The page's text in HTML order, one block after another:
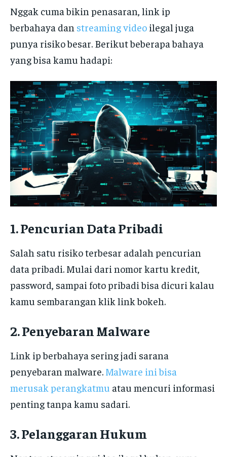
Nggak cuma bikin penasaran, link ip
berbahaya dan streaming video ilegal juga
punya risiko besar. Berikut beberapa bahaya
yang bisa kamu hadapi:
1. Pencurian Data Pribadi
Salah satu risiko terbesar adalah pencurian
data pribadi. Mulai dari nomor kartu kredit,
password, sampai foto pribadi bisa dicuri kalau
kamu sembarangan klik link bokeh.
2. Penyebaran Malware
Link ip berbahaya sering jadi sarana
penyebaran malware. Malware ini bisa
merusak perangkatmu atau mencuri informasi
penting tanpa kamu sadari.
3. Pelanggaran Hukum